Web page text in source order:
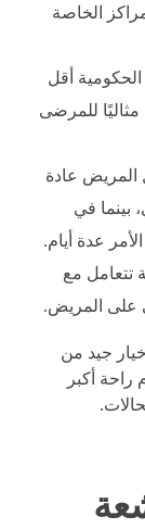
الخاصة
أقل
مثاليًا للمرضى
المريض عادة
بينما في
عدة أيام.
تتعامل مع
على المريض.
جيد من
راحة أكبر